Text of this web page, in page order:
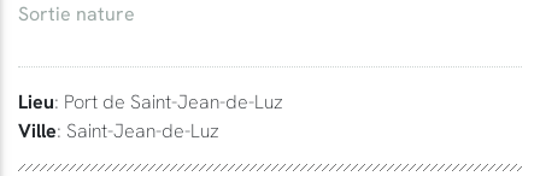
Sortie nature
Lieu: Port de Saint-Jean-de-Luz
Ville: Saint-Jean-de-Luz